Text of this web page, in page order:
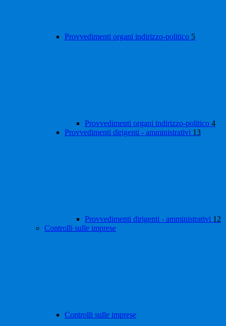
Provvedimenti organi indirizzo-politico 5
Provvedimenti organi indirizzo-politico 4
Provvedimenti dirigenti - amministrativi 13
Provvedimenti dirigenti - amministrativi 12
Controlli sulle imprese
Controlli sulle imprese